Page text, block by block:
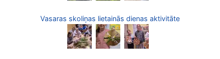
Vasaras skoliņas lietainās dienas aktivitāte